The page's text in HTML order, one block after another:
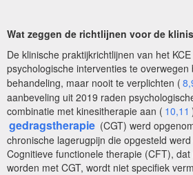
Wat zeggen de richtlijnen voor de
De klinische praktijkrichtlijnen van het
psychologische interventies te
behandeling, maar nooit te verplichten (
aanbeveling uit 2019 raden
combinatie met kinesitherapie aan ( 10,11
gedragstherapie (CGT) werd
chronische lagerugpijn die opgesteld
Cognitieve functionele therapie (CFT),
worden met CGT, wordt niet specifiek